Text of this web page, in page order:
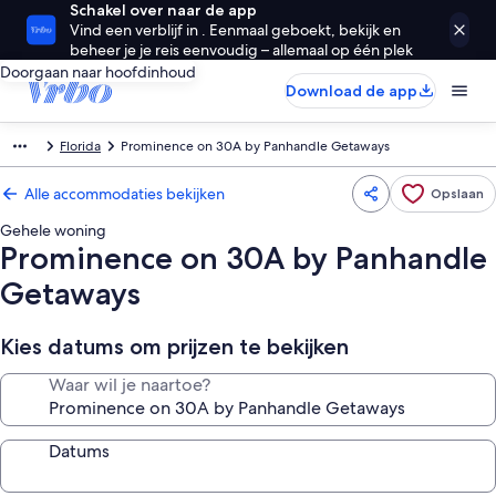
Schakel over naar de app
Vind een verblijf in . Eenmaal geboekt, bekijk en
beheer je je reis eenvoudig – allemaal op één plek
Doorgaan naar hoofdinhoud
Download de app
Florida Prominence on 30A by Panhandle Getaways
Alle accommodaties bekijken Opslaan
Gehele woning
Prominence on 30A by Panhandle
Getaways
Kies datums om prijzen te bekijken
Waar wil je naartoe?
Datums